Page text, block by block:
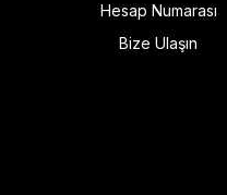
Hesap Numarası
Bize Ulaşın